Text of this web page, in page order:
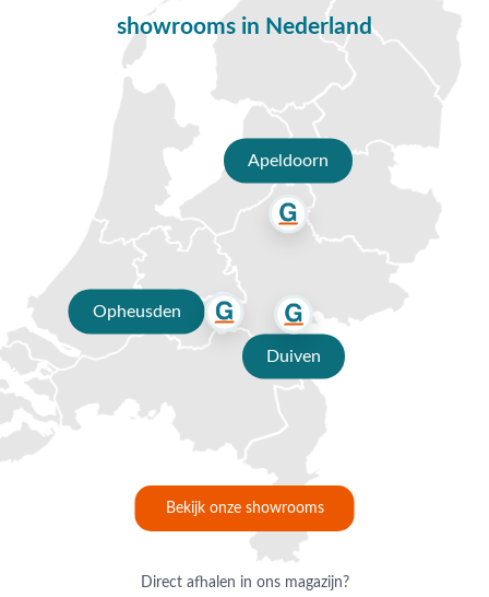
, stuur een e-mail naar info@vdgarde.nl
of
maak gebruik van de chatfunctie. Uiteraard ben je ook van
harte welkom in onze showroom in Opheusden, Duiven of
Apeldoorn. Onze specialisten voorzien je graag van een
deskundig advies op maat.
Waarom kopen bij Van der Garde
tuinmeubelen?
✔ 80 jaar ervaring
✔ Persoonlijk advies van specialisten
✔ Gratis verzending vanaf €50,-
✔ 3 fysieke showrooms
showrooms in Nederland
Apeldoorn
Opheusden
Duiven
Bekijk onze showrooms
Direct afhalen in ons magazijn?